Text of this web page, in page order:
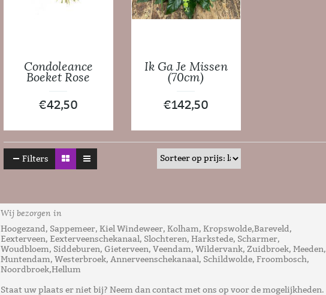
Condoleance
Boeket Rose
€42,50
Ik Ga Je Missen
(70cm)
€142,50
Filters
Wij bezorgen in
Hoogezand, Sappemeer, Kiel Windeweer, Kolham, Kropswolde,Bareveld,
Eexterveen, Eexterveenschekanaal, Slochteren, Harkstede, Scharmer,
Woudbloem, Siddeburen, Gieterveen, Veendam, Wildervank, Zuidbroek, Meeden,
Muntendam, Westerbroek, Annerveenschekanaal, Schildwolde, Froombosch,
Noordbroek,Hellum
Staat uw plaats er niet bij? Neem dan contact met ons op voor de mogelijkheden.